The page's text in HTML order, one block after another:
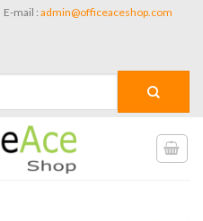
E-mail : admin@officeaceshop.com